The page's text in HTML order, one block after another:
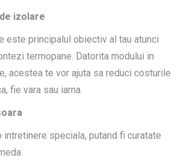
izolare
este principalul obiectiv al tau atunci
termopane. Datorita modului in
acestea te vor ajuta sa reduci costurile
fie vara sau iarna.
intretinere speciala, putand fi curatate